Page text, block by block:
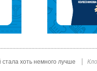
хоть немного лучше